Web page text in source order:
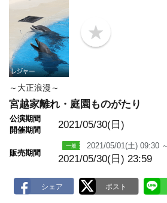
b
o
k
～大正浪漫～
宮越家離れ・庭園ものがたり
公演期間
開催期間
2021/05/30(日)
販売期間
2021/05/01(土) 09:30 ～
2021/05/30(日) 23:59